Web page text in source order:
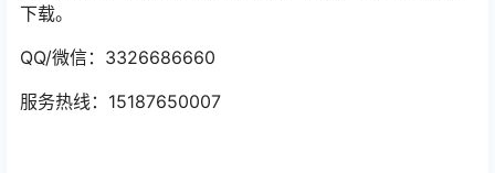
下载。
QQ/微信：3326686660
服务热线：15187650007